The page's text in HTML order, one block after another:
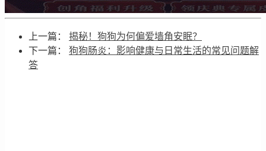
上一篇： 揭秘！狗狗为何偏爱墙角安眠？
下一篇： 狗狗肠炎：影响健康与日常生活的常见问题解
答